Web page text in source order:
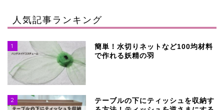
人気記事ランキング
1
簡単！水切りネットなど100均材料
で作れる妖精の羽
2
テーブルの下にティッシュを収納す